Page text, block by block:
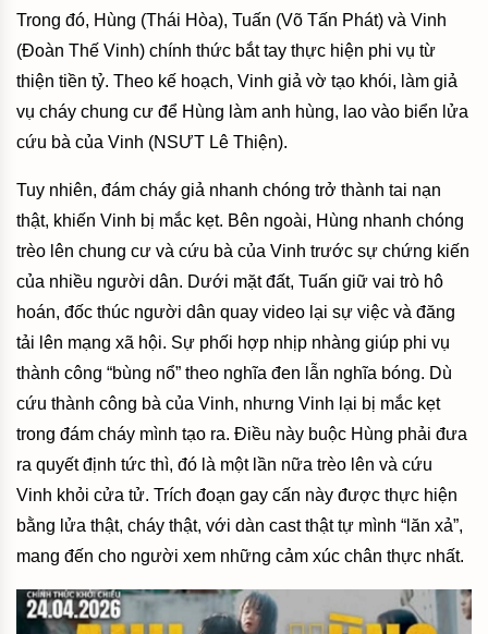
Trong đó, Hùng (Thái Hòa), Tuấn (Võ Tấn Phát) và Vinh
(Đoàn Thế Vinh) chính thức bắt tay thực hiện phi vụ từ
thiện tiền tỷ. Theo kế hoạch, Vinh giả vờ tạo khói, làm giả
vụ cháy chung cư để Hùng làm anh hùng, lao vào biển lửa
cứu bà của Vinh (NSƯT Lê Thiện).
Tuy nhiên, đám cháy giả nhanh chóng trở thành tai nạn
thật, khiến Vinh bị mắc kẹt. Bên ngoài, Hùng nhanh chóng
trèo lên chung cư và cứu bà của Vinh trước sự chứng kiến
của nhiều người dân. Dưới mặt đất, Tuấn giữ vai trò hô
hoán, đốc thúc người dân quay video lại sự việc và đăng
tải lên mạng xã hội. Sự phối hợp nhịp nhàng giúp phi vụ
thành công “bùng nổ” theo nghĩa đen lẫn nghĩa bóng. Dù
cứu thành công bà của Vinh, nhưng Vinh lại bị mắc kẹt
trong đám cháy mình tạo ra. Điều này buộc Hùng phải đưa
ra quyết định tức thì, đó là một lần nữa trèo lên và cứu
Vinh khỏi cửa tử. Trích đoạn gay cấn này được thực hiện
bằng lửa thật, cháy thật, với dàn cast thật tự mình “lăn xả”,
mang đến cho người xem những cảm xúc chân thực nhất.